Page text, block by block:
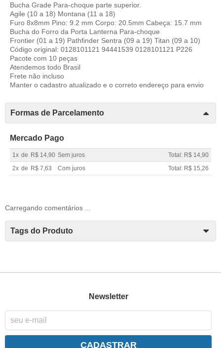
Bucha Grade Para-choque parte superior.
Agile (10 a 18) Montana (11 a 18)
Furo 8x8mm Pino: 9.2 mm Corpo: 20.5mm Cabeça: 15.7 mm
Bucha do Forro da Porta Lanterna Para-choque
Frontier (01 a 19) Pathfinder Sentra (09 a 19) Titan (09 a 10)
Código original: 0128101121 94441539 0128101121 P226
Pacote com 10 peças
Atendemos todo Brasil
Frete não incluso
Manter o cadastro atualizado e o correto endereço para envio
Formas de Parcelamento
Mercado Pago
1x de R$ 14,90 Sem juros
Total: R$ 14,90
2x de R$ 7,63 Com juros Total: R$ 15,26
Carregando comentários ...
Tags do Produto
Newsletter
CADASTRAR